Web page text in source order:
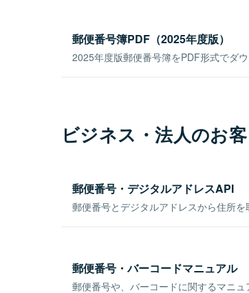
郵便番号簿PDF（2025年度版）
2025年度版郵便番号簿をPDF形式でダウ
ビジネス・法人のお
郵便番号・デジタルアドレスAPI
郵便番号とデジタルアドレスから住所を
郵便番号・バーコードマニュアル
郵便番号や、バーコードに関するマニュ